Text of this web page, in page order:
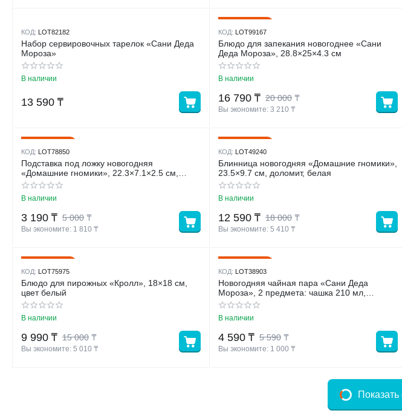
КОД: LOT82182
Набор сервировочных тарелок «Сани Деда
Мороза»
В наличии
13 590 ₸
КОД: LOT99167
Блюдо для запекания новогоднее «Сани
Деда Мороза», 28.8×25×4.3 см
В наличии
20 000 ₸
16 790 ₸
Вы экономите: 3 210 ₸
КОД: LOT78850
Подставка под ложку новогодняя
«Домашние гномики», 22.3×7.1×2.5 см,
доломит, белая
В наличии
5 000 ₸
3 190 ₸
Вы экономите: 1 810 ₸
КОД: LOT49240
Блинница новогодняя «Домашние гномики»,
23.5×9.7 см, доломит, белая
В наличии
18 000 ₸
12 590 ₸
Вы экономите: 5 410 ₸
КОД: LOT75975
Блюдо для пирожных «Кролл», 18×18 см,
цвет белый
В наличии
15 000 ₸
9 990 ₸
Вы экономите: 5 010 ₸
КОД: LOT38903
Новогодняя чайная пара «Сани Деда
Мороза», 2 предмета: чашка 210 мл,
блюдце d=15 см, фарфор, цвет белый
В наличии
5 590 ₸
4 590 ₸
Вы экономите: 1 000 ₸